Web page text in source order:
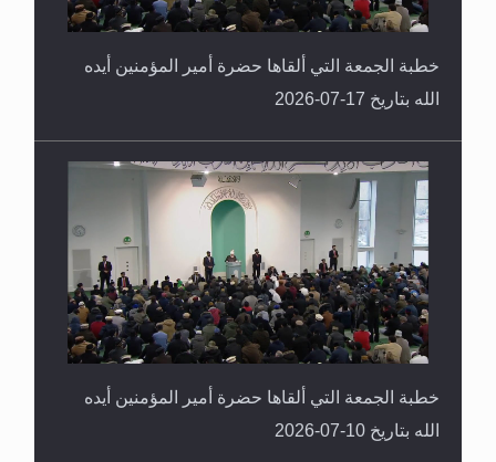
خطبة الجمعة التي ألقاها حضرة أمير المؤمنين أيده
الله بتاريخ 17-07-2026
خطبة الجمعة التي ألقاها حضرة أمير المؤمنين أيده
الله بتاريخ 10-07-2026